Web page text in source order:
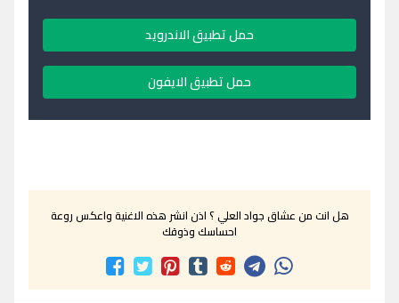
حمل تطبيق الاندرويد
حمل تطبيق الايفون
هل انت من عشاق جواد العلي ؟ اذن انشر هذه الاغنية واعكس روعة
احساسك وذوقك